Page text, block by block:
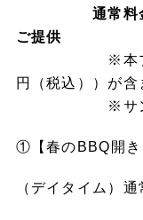
通常料金よ
ご提供
※本プラン
円（税込））が含
※サンセッ
①【春のBBQ開き
（デイタイ
（サンセ